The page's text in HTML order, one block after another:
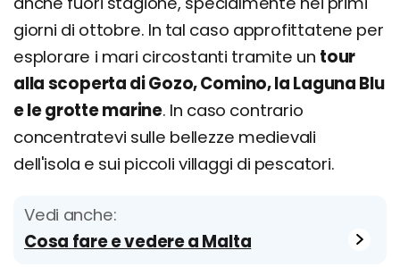
giorni di ottobre. In tal caso approfittatene per
esplorare i mari circostanti tramite un tour
alla scoperta di Gozo, Comino, la Laguna Blu
e le grotte marine. In caso contrario
concentratevi sulle bellezze medievali
dell'isola e sui piccoli villaggi di pescatori.
Vedi anche:
Cosa fare e vedere a Malta